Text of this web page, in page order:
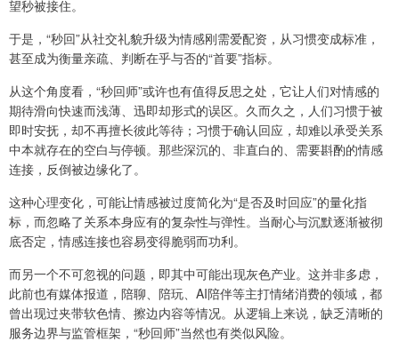
望秒被接住。
于是，“秒回”从社交礼貌升级为情感刚需爱配资，从习惯变成标准，
甚至成为衡量亲疏、判断在乎与否的“首要”指标。
从这个角度看，“秒回师”或许也有值得反思之处，它让人们对情感的
期待滑向快速而浅薄、迅即却形式的误区。久而久之，人们习惯于被
即时安抚，却不再擅长彼此等待；习惯于确认回应，却难以承受关系
中本就存在的空白与停顿。那些深沉的、非直白的、需要斟酌的情感
连接，反倒被边缘化了。
这种心理变化，可能让情感被过度简化为“是否及时回应”的量化指
标，而忽略了关系本身应有的复杂性与弹性。当耐心与沉默逐渐被彻
底否定，情感连接也容易变得脆弱而功利。
而另一个不可忽视的问题，即其中可能出现灰色产业。这并非多虑，
此前也有媒体报道，陪聊、陪玩、AI陪伴等主打情绪消费的领域，都
曾出现过夹带软色情、擦边内容等情况。从逻辑上来说，缺乏清晰的
服务边界与监管框架，“秒回师”当然也有类似风险。